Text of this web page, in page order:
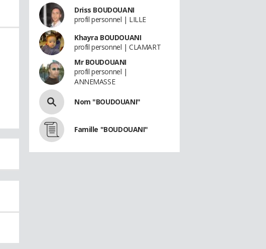
Driss BOUDOUANI
profil personnel | LILLE
Khayra BOUDOUANI
profil personnel | CLAMART
Mr BOUDOUANI
profil personnel |
ANNEMASSE
Nom "BOUDOUANI"
Famille "BOUDOUANI"